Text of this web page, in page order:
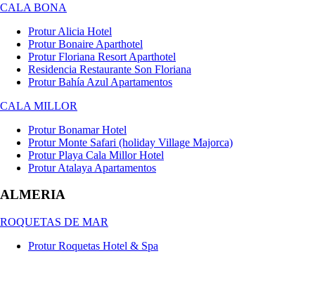
CALA BONA
Protur Alicia Hotel
Protur Bonaire Aparthotel
Protur Floriana Resort Aparthotel
Residencia Restaurante Son Floriana
Protur Bahía Azul Apartamentos
CALA MILLOR
Protur Bonamar Hotel
Protur Monte Safari (holiday Village Majorca)
Protur Playa Cala Millor Hotel
Protur Atalaya Apartamentos
ALMERIA
ROQUETAS DE MAR
Protur Roquetas Hotel & Spa